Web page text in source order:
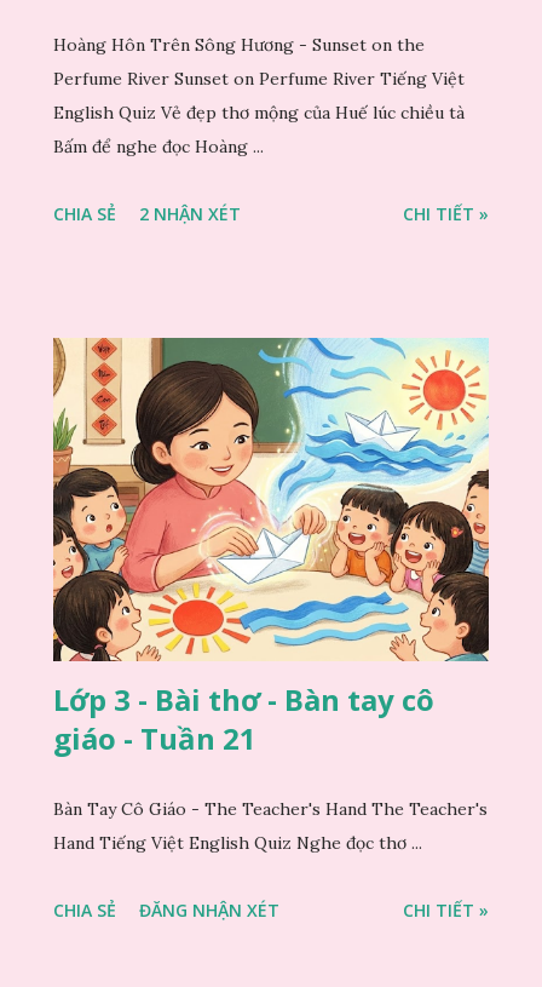
Hoàng Hôn Trên Sông Hương - Sunset on the
Perfume River Sunset on Perfume River Tiếng Việt
English Quiz Vẻ đẹp thơ mộng của Huế lúc chiều tà
Bấm để nghe đọc Hoàng ...
CHIA SẺ 2 NHẬN XÉT CHI TIẾT »
Lớp 3 - Bài thơ - Bàn tay cô
giáo - Tuần 21
Bàn Tay Cô Giáo - The Teacher's Hand The Teacher's
Hand Tiếng Việt English Quiz Nghe đọc thơ ...
CHIA SẺ ĐĂNG NHẬN XÉT CHI TIẾT »